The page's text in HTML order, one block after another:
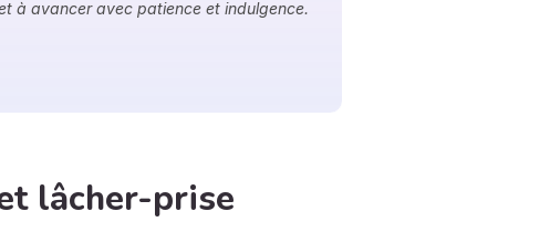
à avancer avec patience et indulgence.
lâcher-prise